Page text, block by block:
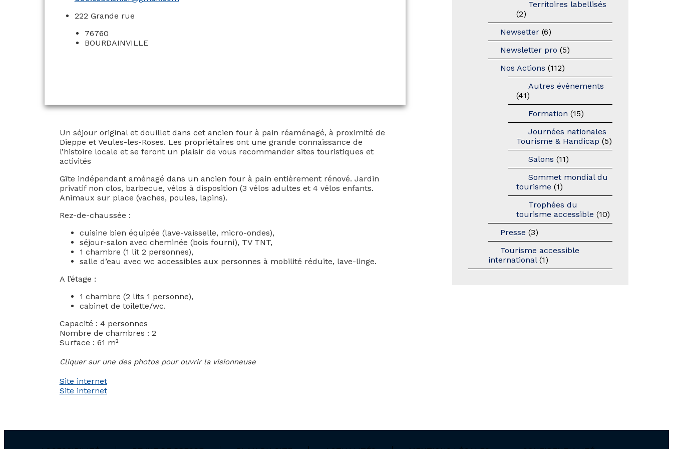
222 Grande rue
76760
BOURDAINVILLE
Un séjour original et douillet dans cet ancien four à pain réaménagé, à proximité de
Dieppe et Veules-les-Roses. Les propriétaires ont une grande connaissance de
l’histoire locale et se feront un plaisir de vous recommander sites touristiques et
activités
Gîte indépendant aménagé dans un ancien four à pain entièrement rénové. Jardin
privatif non clos, barbecue, vélos à disposition (3 vélos adultes et 4 vélos enfants.
Animaux sur place (vaches, poules, lapins).
Rez-de-chaussée :
cuisine bien équipée (lave-vaisselle, micro-ondes),
séjour-salon avec cheminée (bois fourni), TV TNT,
1 chambre (1 lit 2 personnes),
salle d’eau avec wc accessibles aux personnes à mobilité réduite, lave-linge.
A l’étage :
1 chambre (2 lits 1 personne),
cabinet de toilette/wc.
Capacité : 4 personnes
Nombre de chambres : 2
Surface : 61 m²
Cliquer sur une des photos pour ouvrir la visionneuse
Site internet
Site internet
Territoires labellisés
(2)
Newsetter (6)
Newsletter pro (5)
Nos Actions (112)
Autres événements
(41)
Formation (15)
Journées nationales
Tourisme & Handicap (5)
Salons (11)
Sommet mondial du
tourisme (1)
Trophées du
tourisme accessible (10)
Presse (3)
Tourisme accessible
international(1)